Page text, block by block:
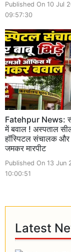
Published On 10 Jul
09:57:30
Fatehpur News:
में बवाल ! अस्पताल
हॉस्पिटल संचालक और
जमकर मारपीट
Published On 13 Jun
10:00:51
Latest